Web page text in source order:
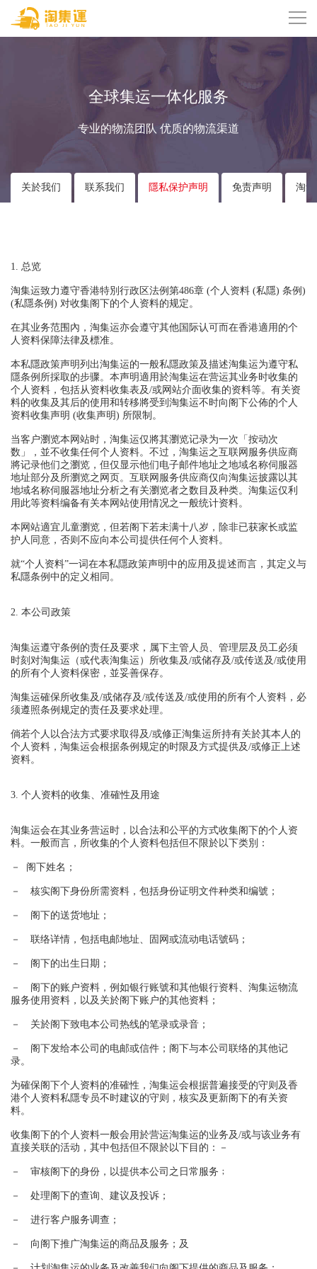
全球集运一体化服务
专业的物流团队 优质的物流渠道
关於我们 联系我们 隱私保护声明 免责声明 淘
1. 总览
淘集运致力遵守香港特別行政区法例第486章 (个人资料 (私隱) 条例)
(私隱条例) 对收集阁下的个人资料的规定。
在其业务范围內，淘集运亦会遵守其他国际认可而在香港適用的个
人资料保障法律及標准。
本私隱政策声明列出淘集运的一般私隱政策及描述淘集运为遵守私
隱条例所採取的步骤。本声明適用於淘集运在营运其业务时收集的
个人资料，包括从资料收集表及/或网站介面收集的资料等。有关资
料的收集及其后的使用和转移將受到淘集运不时向阁下公佈的个人
资料收集声明 (收集声明) 所限制。
当客户瀏览本网站时，淘集运仅將其瀏览记录为一次「按动次
数」，並不收集任何个人资料。不过，淘集运之互联网服务供应商
將记录他们之瀏览，但仅显示他们电子邮件地址之地域名称伺服器
地址部分及所瀏览之网页。互联网服务供应商仅向淘集运披露以其
地域名称伺服器地址分析之有关瀏览者之数目及种类。淘集运仅利
用此等资料编备有关本网站使用情况之一般统计资料。
本网站適宜儿童瀏览，但若阁下若未满十八岁，除非已获家长或监
护人同意，否则不应向本公司提供任何个人资料。
就“个人资料”一词在本私隱政策声明中的应用及提述而言，其定义与
私隱条例中的定义相同。
2. 本公司政策
淘集运遵守条例的责任及要求，属下主管人员、管理层及员工必须
时刻对淘集运（或代表淘集运）所收集及/或储存及/或传送及/或使用
的所有个人资料保密，並妥善保存。
淘集运確保所收集及/或储存及/或传送及/或使用的所有个人资料，必
须遵照条例规定的责任及要求处理。
倘若个人以合法方式要求取得及/或修正淘集运所持有关於其本人的
个人资料，淘集运会根据条例规定的时限及方式提供及/或修正上述
资料。
3. 个人资料的收集、准確性及用途
淘集运会在其业务营运时，以合法和公平的方式收集阁下的个人资
料。一般而言，所收集的个人资料包括但不限於以下类別：
－ 阁下姓名；
－ 核实阁下身份所需资料，包括身份证明文件种类和编號；
－ 阁下的送货地址；
－ 联络详情，包括电邮地址、固网或流动电话號码；
－ 阁下的出生日期；
－ 阁下的账户资料，例如银行账號和其他银行资料、淘集运物流
服务使用资料，以及关於阁下账户的其他资料；
－ 关於阁下致电本公司热线的笔录或录音；
－ 阁下发给本公司的电邮或信件；阁下与本公司联络的其他记
录。
为確保阁下个人资料的准確性，淘集运会根据普遍接受的守则及香
港个人资料私隱专员不时建议的守则，核实及更新阁下的有关资
料。
收集阁下的个人资料一般会用於营运淘集运的业务及/或与该业务有
直接关联的活动，其中包括但不限於以下目的：－
－ 审核阁下的身份，以提供本公司之日常服务﹔
－ 处理阁下的查询、建议及投诉；
－ 进行客户服务调查；
－ 向阁下推广淘集运的商品及服务；及